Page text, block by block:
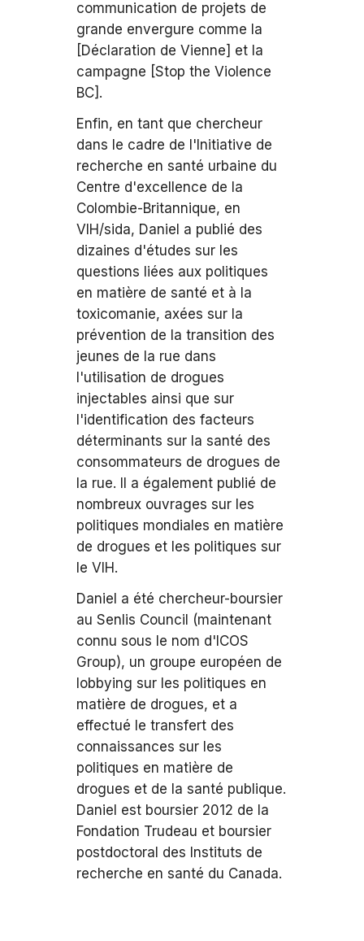
communication de projets de
grande envergure comme la
[Déclaration de Vienne] et la
campagne [Stop the Violence
BC].
Enfin, en tant que chercheur
dans le cadre de l'Initiative de
recherche en santé urbaine du
Centre d'excellence de la
Colombie-Britannique, en
VIH/sida, Daniel a publié des
dizaines d'études sur les
questions liées aux politiques
en matière de santé et à la
toxicomanie, axées sur la
prévention de la transition des
jeunes de la rue dans
l'utilisation de drogues
injectables ainsi que sur
l'identification des facteurs
déterminants sur la santé des
consommateurs de drogues de
la rue. Il a également publié de
nombreux ouvrages sur les
politiques mondiales en matière
de drogues et les politiques sur
le VIH.
Daniel a été chercheur-boursier
au Senlis Council (maintenant
connu sous le nom d'ICOS
Group), un groupe européen de
lobbying sur les politiques en
matière de drogues, et a
effectué le transfert des
connaissances sur les
politiques en matière de
drogues et de la santé publique.
Daniel est boursier 2012 de la
Fondation Trudeau et boursier
postdoctoral des Instituts de
recherche en santé du Canada.